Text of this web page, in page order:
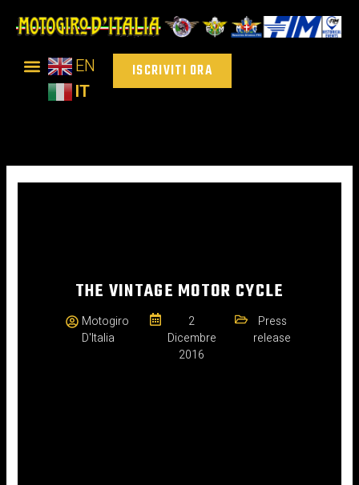
contenuto
EN
IT
ISCRIVITI ORA
THE VINTAGE MOTOR CYCLE
Motogiro
D'Italia
2
Dicembre
2016
Press
release